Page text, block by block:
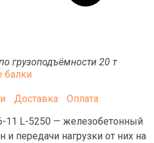
грузоподъёмности 20 т
балки
Доставка
Оплата
11 L-5250 — железобетонный
и передачи нагрузки от них на